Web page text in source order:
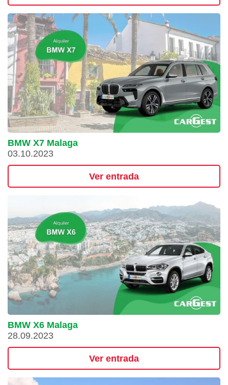
BMW X7 Malaga
03.10.2023
Ver entrada
BMW X6 Malaga
28.09.2023
Ver entrada